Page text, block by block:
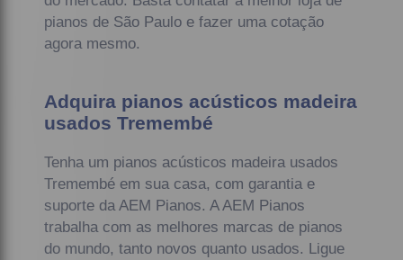
pianos de São Paulo e fazer uma cotação
agora mesmo.
Adquira pianos acústicos madeira
usados Tremembé
Tenha um pianos acústicos madeira usados
Tremembé em sua casa, com garantia e
suporte da AEM Pianos. A AEM Pianos
trabalha com as melhores marcas de pianos
do mundo, tanto novos quanto usados. Ligue